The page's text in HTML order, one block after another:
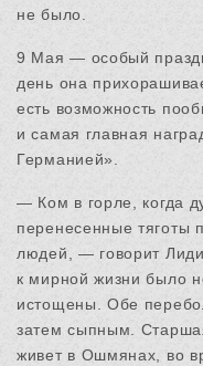
не было.
9 Мая — особый
день она
есть возможность
и самая главная
Германией».
— Ком в горле, когда
перенесенные тяготы
людей, — говорит
к мирной жизни было
истощены. Обе
затем сыпным.
живет в Ошмянах, во